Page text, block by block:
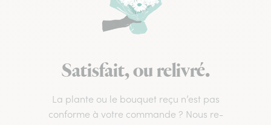
Satisfait, ou relivré.
La plante ou le bouquet reçu n’est pas
conforme à votre commande ? Nous re-